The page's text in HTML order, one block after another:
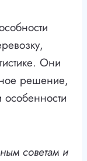
Они
решение,
особенности
советам и